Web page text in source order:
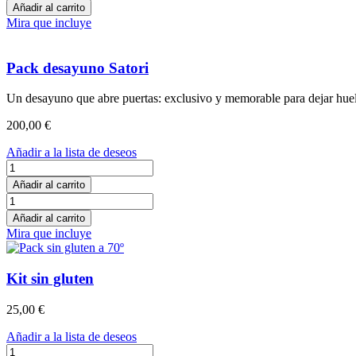
desayuno
Prana
cantidad
Añadir al carrito
Mira que incluye
Pack desayuno Satori
Un desayuno que abre puertas: exclusivo y memorable para dejar
200,00 €
Añadir a la lista de deseos
Pack
desayuno
Satori
cantidad
Añadir al carrito
Pack
desayuno
Satori
cantidad
Añadir al carrito
Mira que incluye
Kit sin gluten
25,00 €
Añadir a la lista de deseos
Kit